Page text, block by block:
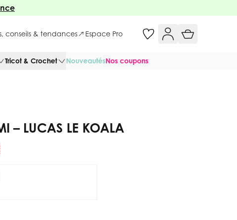
conseils & tendances Espace Pro
Tricot & Crochet NouveautésNos coupons
– LUCAS LE KOALA